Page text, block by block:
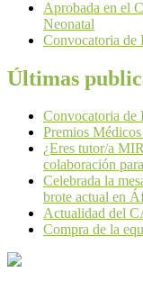
Aprobada en el
Neonatal
Convocatoria
Últimas
Convocatoria
Premios
¿Eres tutor/a
colaboración
Celebrada la
brote actual en
Actualidad del
Compra de la